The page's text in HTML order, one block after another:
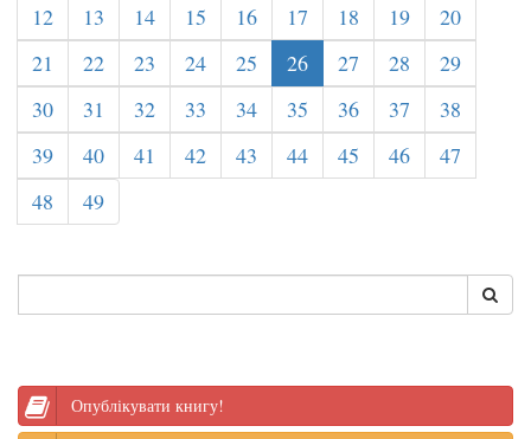
12 13 14 15 16 17 18 19
20
21
22 23 24 25 26 27 28
29
30
31 32 33 34 35 36 37
38
39
40 41 42 43 44 45 46
47
48
49
Опублікувати книгу!